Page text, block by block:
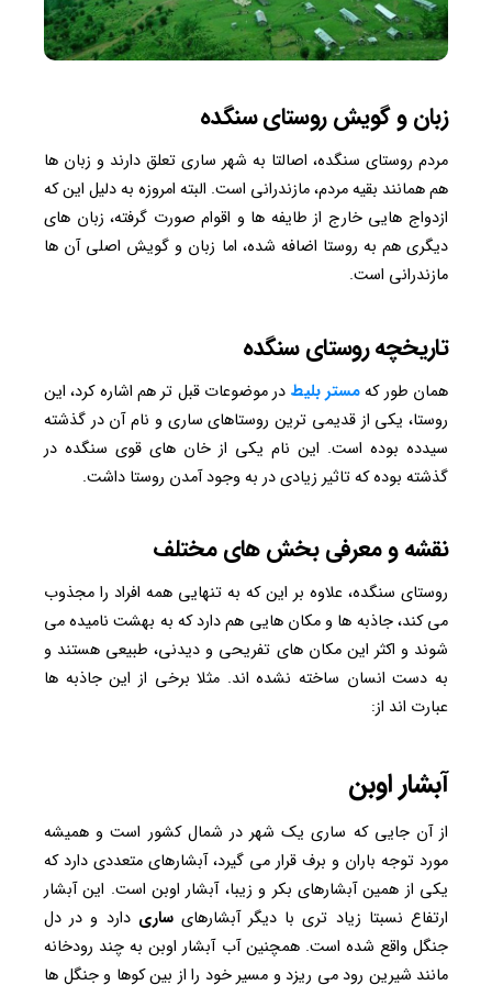
زبان و گویش روستای سنگده
مردم روستای سنگده، اصالتا به شهر ساری تعلق دارند و زبان ها
هم همانند بقیه مردم، مازندرانی است. البته امروزه به دلیل این که
ازدواج هایی خارج از طایفه ها و اقوام صورت گرفته، زبان های
دیگری هم به روستا اضافه شده، اما زبان و گویش اصلی آن ها
مازندرانی است.
تاریخچه روستای سنگده
همان طور کهمستر بلیط در موضوعات قبل تر هم اشاره کرد، این
روستا، یکی از قدیمی ترین روستاهای ساری و نام آن در گذشته
سیدده بوده است. این نام یکی از خان های قوی سنگده در
گذشته بوده که تاثیر زیادی در به وجود آمدن روستا داشت.
نقشه و معرفی بخش های مختلف
روستای سنگده، علاوه بر این که به تنهایی همه افراد را مجذوب
می کند، جاذبه ها و مکان هایی هم دارد که به بهشت نامیده می
شوند و اکثر این مکان های تفریحی و دیدنی، طبیعی هستند و
به دست انسان ساخته نشده اند. مثلا برخی از این جاذبه ها
عبارت اند از:
آبشار اوبن
از آن جایی که ساری یک شهر در شمال کشور است و همیشه
مورد توجه باران و برف قرار می گیرد، آبشارهای متعددی دارد که
یکی از همین آبشارهای بکر و زیبا، آبشار اوبن است. این آبشار
ارتفاع نسبتا زیاد تری با دیگر آبشارهایساریدارد و در دل
جنگل واقع شده است. همچنین آب آبشار اوبن به چند رودخانه
مانند شیرین رود می ریزد و مسیر خود را از بین کوها و جنگل ها